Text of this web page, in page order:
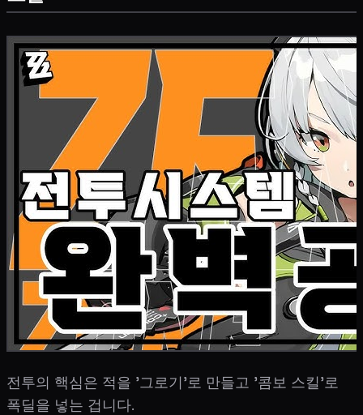
전투의 핵심은 적을 '그로기'로 만들고 '콤보 스킬'로
폭딜을 넣는 겁니다.